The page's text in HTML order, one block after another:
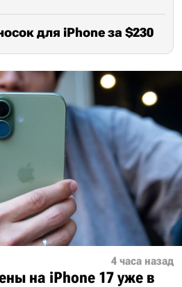
для iPhone за $230
4 часа назад
на iPhone 17 уже в